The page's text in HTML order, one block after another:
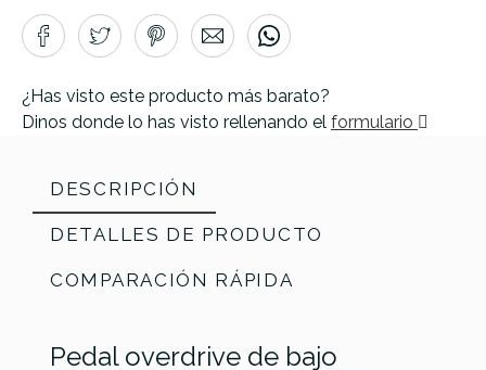
¿Has visto este producto más barato?
Dinos donde lo has visto rellenando el formulario
DESCRIPCIÓN
DETALLES DE PRODUCTO
COMPARACIÓN RÁPIDA
Pedal overdrive de bajo